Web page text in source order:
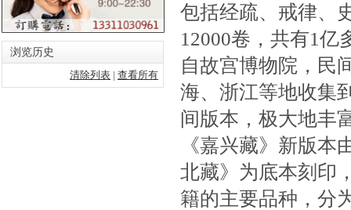
浏览历史
清除列表 | 查看所有
包括经疏、戒律、
12000卷，共有1
自故宫博物院，民
海、浙江等地收集
间版本，极大地丰
《嘉兴藏》新版
北藏》为底本刻印
籍的主要品种，分